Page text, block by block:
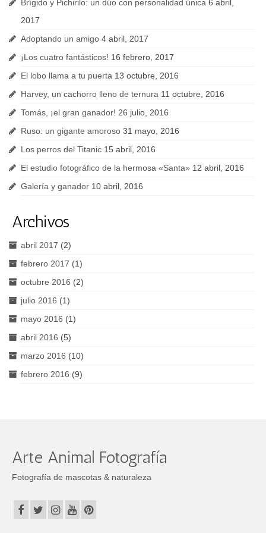
FAQs
Blog
Brígido y Pichirilo: un dúo con personalidad única 6 abril,
2017
Adoptando un amigo 4 abril, 2017
¡Los cuatro fantásticos! 16 febrero, 2017
El lobo llama a tu puerta 13 octubre, 2016
Harvey, un cachorro lleno de ternura 11 octubre, 2016
Tomás, ¡el gran ganador! 26 julio, 2016
Ruso: un gigante amoroso 31 mayo, 2016
Los perros del Titanic 15 abril, 2016
El estudio fotográfico de la hermosa «Santa» 12 abril, 2016
Galería y ganador 10 abril, 2016
Archivos
abril 2017 (2)
febrero 2017 (1)
octubre 2016 (2)
julio 2016 (1)
mayo 2016 (1)
abril 2016 (5)
marzo 2016 (10)
febrero 2016 (9)
Arte Animal Fotografía
Fotografía de mascotas & naturaleza